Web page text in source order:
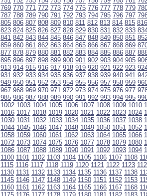
769 770 771 772 773 774 775 776 777 778 779
787 788 789 790 791 792 793 794 795 796 797
805 806 807 808 809 810 811 812 813 814 815 816
823 824 825 826 827 828 829 830 831 832 833
841 842 843 844 845 846 847 848 849 850 851
859 860 861 862 863 864 865 866 867 868 869
877 878 879 880 881 882 883 884 885 886 887
895 896 897 898 899 900 901 902 903 904 905
913 914 915 916 917 918 919 920 921 922 923
931 932 933 934 935 936 937 938 939 940 941
949 950 951 952 953 954 955 956 957 958 959
967 968 969 970 971 972 973 974 975 976 977
985 986 987 988 989 990 991 992 993 994 995
1002 1003 1004 1005 1006 1007 1008 1009 1010
1016 1017 1018 1019 1020 1021 1022 1023 1024
1030 1031 1032 1033 1034 1035 1036 1037 1038
1044 1045 1046 1047 1048 1049 1050 1051 1052
1058 1059 1060 1061 1062 1063 1064 1065 1066
1072 1073 1074 1075 1076 1077 1078 1079 1080
1086 1087 1088 1089 1090 1091 1092 1093 1094
1100 1101 1102 1103 1104 1105 1106 1107 1108
1115 1116 1117 1118 1119 1120 1121 1122 1123
1130 1131 1132 1133 1134 1135 1136 1137 1138
1145 1146 1147 1148 1149 1150 1151 1152 1153
1160 1161 1162 1163 1164 1165 1166 1167 1168